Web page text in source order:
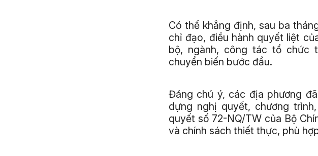
Có thể khẳng định, sau ba
chỉ đạo, điều hành quyết liệt
bộ, ngành, công tác tổ chức
chuyển biến bước đầu.
Đáng chú ý, các địa phương
dựng nghị quyết, chương
quyết số 72-NQ/TW của Bộ
và chính sách thiết thực, phù